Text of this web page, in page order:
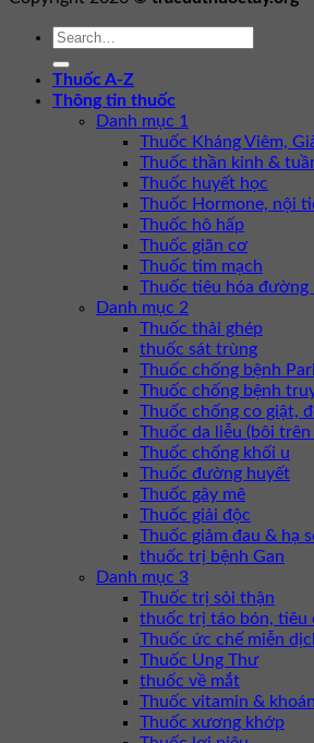
Thuốc A-Z
Thông tin thuốc
Danh mục 1
Thuốc Kháng Viêm,
Thuốc thần kinh &
Thuốc huyết học
Thuốc Hormone, nội
Thuốc hô hấp
Thuốc giãn cơ
Thuốc tim mạch
Thuốc tiêu hóa đường
Danh mục 2
Thuốc thải ghép
thuốc sát trùng
Thuốc chống bệnh
Thuốc chống bệnh
Thuốc chống co giật,
Thuốc da liễu (bôi trên
Thuốc chống khối u
Thuốc đường huyết
Thuốc gây mê
Thuốc giải độc
Thuốc giảm đau & hạ
thuốc trị bệnh Gan
Danh mục 3
Thuốc trị sỏi thận
thuốc trị táo bón, tiêu
Thuốc ức chế miễn
Thuốc Ung Thư
thuốc về mắt
Thuốc vitamin &
Thuốc xương khớp